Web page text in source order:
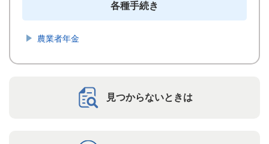
各種手続き
農業者年金
見つからないときは